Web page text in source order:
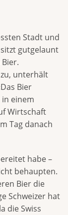
Stadt und
gutgelaunt
unterhält
Bier
einem
Wirtschaft
Tag danach
habe –
behaupten.
Bier die
Schweizer hat
die Swiss